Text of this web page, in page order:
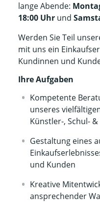
lange Abende:
18:00 Uhr und
Werden Sie Teil
mit uns ein
Kundinnen und
Ihre Aufgaben
Kompetente
unseres
Künstler-, Schul-
Gestaltung eines
und Kunden
Kreative
ansprechender